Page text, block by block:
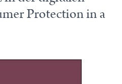
Protection in a